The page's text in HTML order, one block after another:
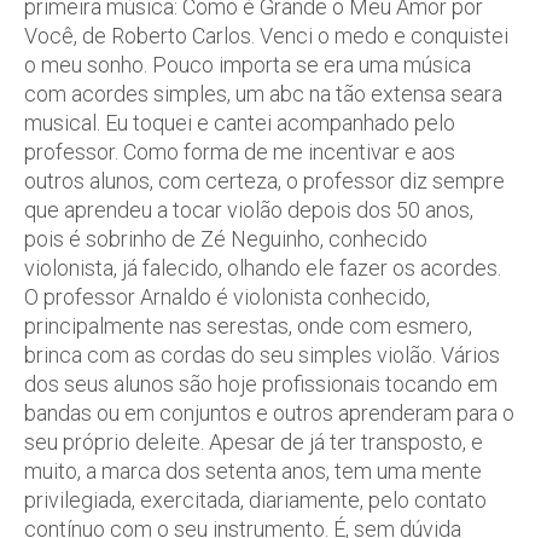
primeira música: Como é Grande o Meu Amor por
Você, de Roberto Carlos. Venci o medo e conquistei
o meu sonho. Pouco importa se era uma música
com acordes simples, um abc na tão extensa seara
musical. Eu toquei e cantei acompanhado pelo
professor. Como forma de me incentivar e aos
outros alunos, com certeza, o professor diz sempre
que aprendeu a tocar violão depois dos 50 anos,
pois é sobrinho de Zé Neguinho, conhecido
violonista, já falecido, olhando ele fazer os acordes.
O professor Arnaldo é violonista conhecido,
principalmente nas serestas, onde com esmero,
brinca com as cordas do seu simples violão. Vários
dos seus alunos são hoje profissionais tocando em
bandas ou em conjuntos e outros aprenderam para o
seu próprio deleite. Apesar de já ter transposto, e
muito, a marca dos setenta anos, tem uma mente
privilegiada, exercitada, diariamente, pelo contato
contínuo com o seu instrumento. É, sem dúvida